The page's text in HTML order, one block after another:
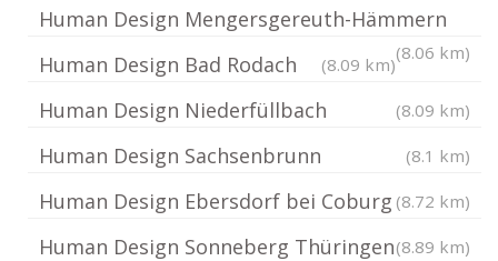
Human Design Mengersgereuth-Hämmern
(8.06 km)
Human Design Bad Rodach (8.09 km)
Human Design Niederfüllbach (8.09 km)
Human Design Sachsenbrunn (8.1 km)
Human Design Ebersdorf bei Coburg (8.72 km)
Human Design Sonneberg Thüringen(8.89 km)